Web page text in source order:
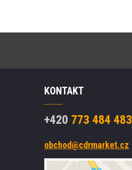
KONTAKT
+420 773 484 483
obchod@cdrmarket.cz